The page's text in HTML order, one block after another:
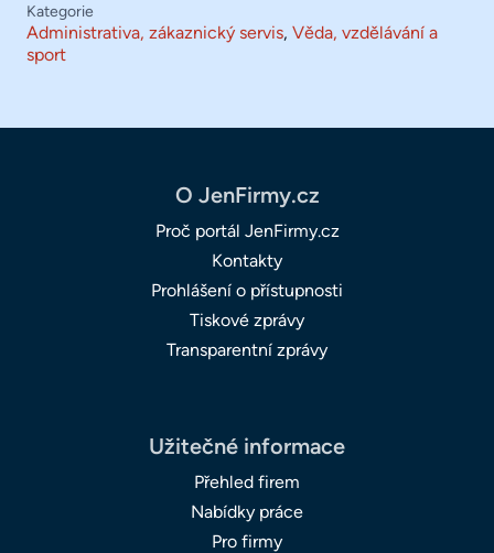
Kategorie
Administrativa, zákaznický servis, Věda, vzdělávání a
sport
O JenFirmy.cz
Proč portál JenFirmy.cz
Kontakty
Prohlášení o přístupnosti
Tiskové zprávy
Transparentní zprávy
Užitečné informace
Přehled firem
Nabídky práce
Pro firmy